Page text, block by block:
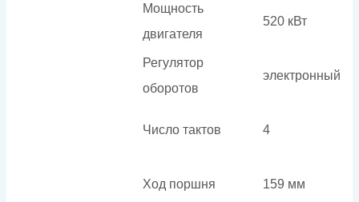
Мощность
двигателя
520 кВт
Регулятор
оборотов
электронный
Число тактов 4
Ход поршня 159 мм